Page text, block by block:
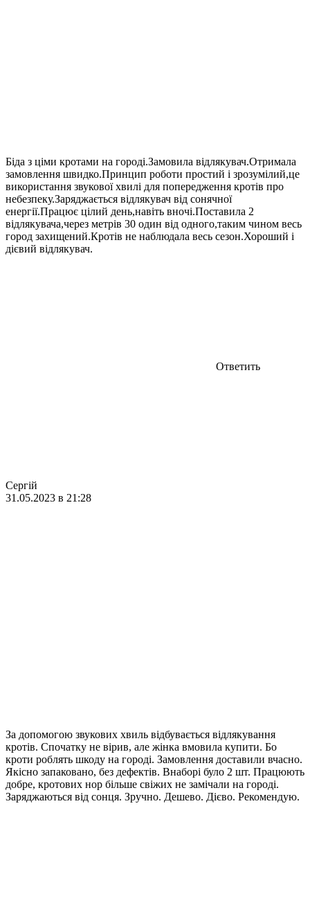
Біда з ціми кротами на городі.Замовила відлякувач.Отримала
замовлення швидко.Принцип роботи простий і зрозумілий,це
використання звукової хвилі для попередження кротів про
небезпеку.Заряджається відлякувач від сонячної
енергії.Працює цілий день,навіть вночі.Поставила 2
відлякувача,через метрів 30 один від одного,таким чином весь
город захищений.Кротів не наблюдала весь сезон.Хороший і
дієвий відлякувач.
Ответить
Сергій
31.05.2023 в 21:28
За допомогою звукових хвиль відбувається відлякування
кротів. Спочатку не вірив, але жінка вмовила купити. Бо
кроти роблять шкоду на городі. Замовлення доставили вчасно.
Якісно запаковано, без дефектів. Внаборі було 2 шт. Працюють
добре, кротових нор більше свіжих не замічали на городі.
Заряджаються від сонця. Зручно. Дешево. Дієво. Рекомендую.